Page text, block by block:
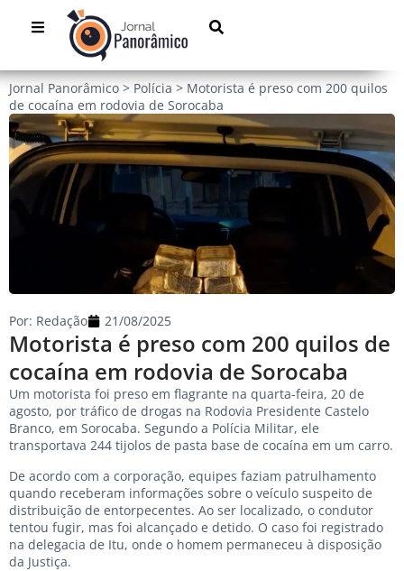
Jornal Panorâmico > Polícia > Motorista é preso com 200 quilos
de cocaína em rodovia de Sorocaba
Motorista é preso com 200 quilos de
cocaína em rodovia de Sorocaba
Por: Redação 21/08/2025
Um motorista foi preso em flagrante na quarta-feira, 20 de
agosto, por tráfico de drogas na Rodovia Presidente Castelo
Branco, em Sorocaba. Segundo a Polícia Militar, ele
transportava 244 tijolos de pasta base de cocaína em um carro.
De acordo com a corporação, equipes faziam patrulhamento
quando receberam informações sobre o veículo suspeito de
distribuição de entorpecentes. Ao ser localizado, o condutor
tentou fugir, mas foi alcançado e detido. O caso foi registrado
na delegacia de Itu, onde o homem permaneceu à disposição
da Justiça.